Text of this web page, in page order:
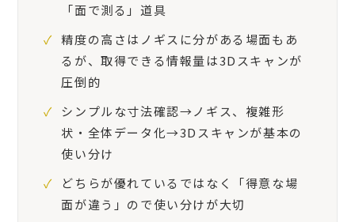
「面で測る」道具
✓ 精度の高さはノギスに分がある場面もあ
るが、取得できる情報量は3Dスキャンが
圧倒的
✓
シンプルな寸法確認→ノギス、複雑形
状・全体データ化→3Dスキャンが基本の
使い分け
✓
どちらが優れているではなく「得意な場
面が違う」ので使い分けが大切